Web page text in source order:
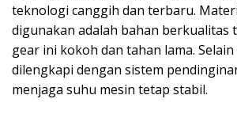
teknologi canggih dan terbaru.
digunakan adalah bahan berkualitas
gear ini kokoh dan tahan lama.
dilengkapi dengan sistem
menjaga suhu mesin tetap stabil.